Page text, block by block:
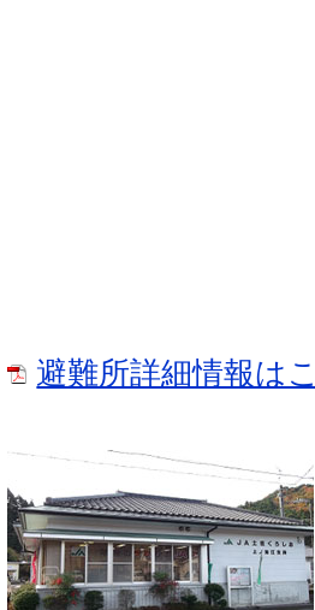
避難所詳細情報は